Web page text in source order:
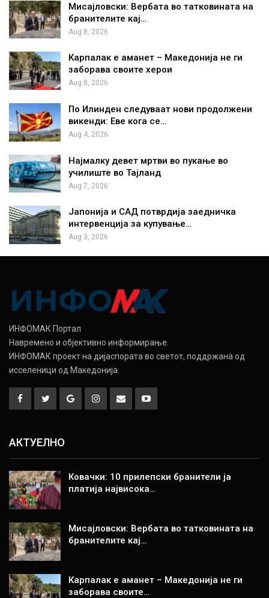
Мисајловски: Вербата во татковината на
бранителите кај…
Aug 8, 2026
Карпалак е аманет – Македонија не ги
заборава своите херои
Aug 8, 2026
По Илинден следуваат нови продолжени
викенди: Еве кога се…
Aug 4, 2026
Најмалку девет мртви во пукање во
училиште во Тајланд
Aug 7, 2026
Јапонија и САД потврдија заедничка
интервенција за купување…
Aug 3, 2026
ИНФОМАК Портал
Навремено и објективно информирање.
ИНФОМАК проект на дијаспората во светот, поддржана од
исселеници од Македонија.
АКТУЕЛНО
Ковачки: 10 прилепски бранители ја
платија највисока…
Мисајловски: Вербата во татковината на
бранителите кај…
Карпалак е аманет – Македонија не ги
заборава своите…